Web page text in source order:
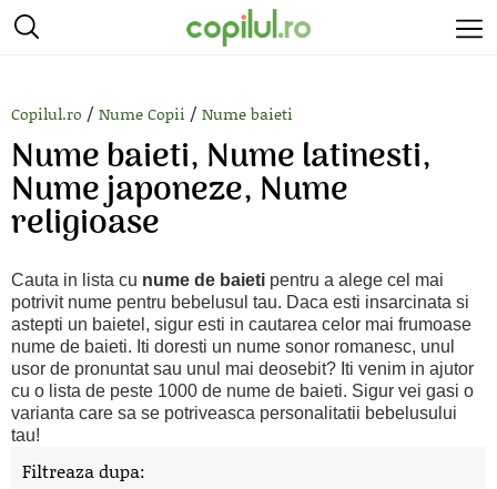
Copilul.ro / Nume Copii / Nume baieti
Nume baieti, Nume latinesti,
Nume japoneze, Nume
religioase
Cauta in lista cu nume de baieti pentru a alege cel mai
potrivit nume pentru bebelusul tau. Daca esti insarcinata si
astepti un baietel, sigur esti in cautarea celor mai frumoase
nume de baieti. Iti doresti un nume sonor romanesc, unul
usor de pronuntat sau unul mai deosebit? Iti venim in ajutor
cu o lista de peste 1000 de nume de baieti. Sigur vei gasi o
varianta care sa se potriveasca personalitatii bebelusului
tau!
Filtreaza dupa: